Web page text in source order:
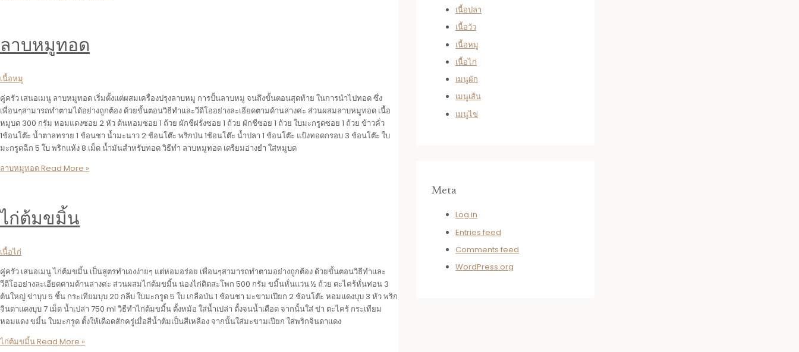
ลาบหมูทอด
เนื้อหมู
คู่ครัว เสนอเมนู ลาบหมูทอด เริ่มตั้งแต่ผสมเครื่องปรุงลาบหมู การปั้นลาบหมู จนถึงขั้นตอนสุดท้าย ในการนำไปทอด ซึ่ง
เพื่อนๆสามารถทำตามได้อย่างถูกต้อง ด้วยขั้นตอนวิธีทำและวีดีโออย่างละเอียดตามด้านล่างค่ะ ส่วนผสมลาบหมูทอด เนื้อ
หมูบด 300 กรัม หอมแดงซอย 2 หัว ต้นหอมซอย 1 ถ้วย ผักชีฝรั่งซอย 1 ถ้วย ผักชีซอย 1 ถ้วย ใบมะกรูดซอย 1 ถ้วย ข้าวคั่ว
1ช้อนโต๊ะ น้ำตาลทราย 1 ช้อนชา น้ำมะนาว 2 ช้อนโต๊ะ พริกป่น 1ช้อนโต๊ะ น้ำปลา 1 ช้อนโต๊ะ แป้งทอดกรอบ 3 ช้อนโต๊ะ ใบ
มะกรูดฉีก 5 ใบ พริกแห้ง 8 เม็ด น้ำมันสำหรับทอด วิธีทำ ลาบหมูทอด เตรียมอ่างยำ ใส่หมูบด
ลาบหมูทอดRead More »
ไก่ต้มขมิ้น
เนื้อไก่
คู่ครัว เสนอเมนู ไก่ต้มขมิ้น เป็นสูตรทำเองง่ายๆ แต่หอมอร่อย เพื่อนๆสามารถทำตามอย่างถูกต้อง ด้วยขั้นตอนวิธีทำและ
วีดีโออย่างละเอียดตามด้านล่างค่ะ ส่วนผสมไก่ต้มขมิ้น น่องไก่ติดสะโพก 500 กรัม ขมิ้นหั่นแว่น ½ ถ้วย ตะไคร้หั่นท่อน 3
ต้นใหญ่ ข่าบุบ 5 ชิ้น กระเทียมบุบ 20 กลีบ ใบมะกรูด 5 ใบ เกลือป่น 1 ช้อนชา มะขามเปียก 2 ช้อนโต๊ะ หอมแดงบุบ 3 หัว พริก
จินดาแดงบุบ 7 เม็ด น้ำเปล่า 750 ml วิธีทำไก่ต้มขมิ้น ตั้งหม้อ ใส่น้ำเปล่า ตั้งจนน้ำเดือด จากนั้นใส่ ข่า ตะไคร้ กระเทียม
หอมแดง ขมิ้น ใบมะกรูด ตั้งให้เดือดสักครู่เมื่อสีน้ำต้มเป็นสีเหลือง จากนั้นใส่มะขามเปียก ใส่พริกจินดาแดง
ไก่ต้มขมิ้นRead More »
เนื้อปลา
เนื้อวัว
เนื้อหมู
เนื้อไก่
เมนูผัก
เมนูเส้น
เมนูไข่
Meta
Log in
Entries feed
Comments feed
WordPress.org